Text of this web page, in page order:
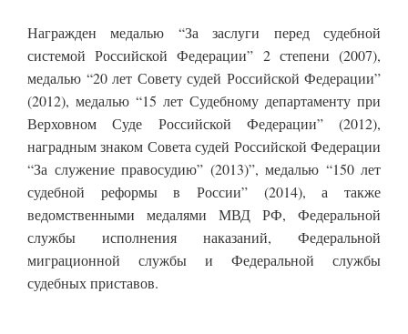
Награжден медалью “За заслуги перед судебной
системой Российской Федерации” 2 степени (2007),
медалью “20 лет Совету судей Российской Федерации”
(2012), медалью “15 лет Судебному департаменту при
Верховном Суде Российской Федерации” (2012),
наградным знаком Совета судей Российской Федерации
“За служение правосудию” (2013)”, медалью “150 лет
судебной реформы в России” (2014), а также
ведомственными медалями МВД РФ, Федеральной
службы исполнения наказаний, Федеральной
миграционной службы и Федеральной службы
судебных приставов.